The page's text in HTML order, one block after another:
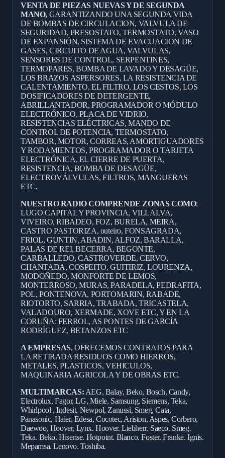
VENTA DE PIEZAS NUEVAS Y DE SEGUNDA
MANO, GARANTIZANDO UNA SEGUNDA VIDA
DE BOMBAS DE CIRCULACION, VALVULA DE
SEGURIDAD, PRESOSTATO, TERMOSTATO, VASO
DE EXPANSIÓN, SISTEMA DE EVACUACION DE
GASES, CIRCUITO DE AGUA, VALVULAS,
SENSORES DE CONTROL, SERPENTINES,
TERMOPARES, BOMBA DE LAVADO Y DESAGÜE,
LOS BRAZOS ASPERSORES, LA RESISTENCIA DE
CALENTAMIENTO, EL FILTRO, LOS CESTOS, LOS
DOSIFICADORES DE DETERGENTE,
ABRILLANTADOR, PROGRAMADOR O MÓDULO
ELECTRÓNICO, PLACA DE VIDRIO,
RESISTENCIAS ELÉCTRICAS, MANDO DE
CONTROL DE POTENCIA, TERMOSTATO,
TAMBOR, MOTOR, CORREAS, AMORTIGUADORES
Y RODAMIENTOS, PROGRAMADOR O TARJETA
ELECTRÓNICA, EL CIERRE DE PUERTA,
RESISTENCIA, BOMBA DE DESAGÜE,
ELECTROVÁLVULAS, FILTROS, MANGUERAS
ETC.
NUESTRO RADIO COMPRENDE ZONAS COMO:
LUGO CAPITAL Y PROVINCIA, VILLALVA,
VIVEIRO, RIBADEO, FOZ, BURELA, MEIRA,
CASTRO PASTORIZA, outeiro, FONSAGRADA,
FRIOL, GUNTIN, ABADIN, ALFOZ, BARALLA,
PALAS DE REI, BECERRA, BEGONTE,
CARBALLEDO, CASTROVERDE, CERVO,
CHANTADA, COSPEITO, GUITIRIZ, LOURENZA,
MODOÑEDO, MONFORTE DE LEMOS,
MONTERROSO, MURAS, PARADELA, PEDRAFITA,
POL, PONTENOVA, PORTOMARIN, RABADE,
RIOTORTO, SARRIA, TRABADA, TRICASTELA,
VALADOURO, XERMADE, XOVE ETC, Y EN LA
CORUÑA: FERROL, AS PONTES DE GARCÍA
RODRÍGUEZ, BETANZOS ETC
A EMPRESAS, OFRECEMOS CONTRATOS PARA
LA RETIRADA RESIDUOS COMO HIERROS,
METALES, PLASTICOS, VEHICULOS,
MAQUINARIA AGRICOLA Y DE OBRAS ETC.
MULTIMARCAS: AEG, Balay, Beko, Bosch, Candy,
Electrolux, Fagor, LG, Miele, Samsung, Siemens, Teka,
Whirlpool , Indesit, Newpol, Zanussi, Smeg, Cata,
Panasonic, Haier, Edesa, Cocotec, Ariston, Aspes, Corbero,
Daewoo, Hoover, Lynx. Hoover. Liebherr. Saeco. Smeg.
Teka. Beko. Hisense. Hotpoint. Blanco. Foster. Franke. Ignis.
Mepamsa. Lenovo. Toshiba.